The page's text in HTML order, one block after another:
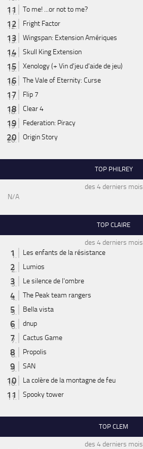
To me! ...or not to me?
Fright Factor
Wingspan: Extension Amériques
Skull King Extension
Xenology (+ Vin d'jeu d'aide de jeu)
The Vale of Eternity: Curse
Flip 7
Clear 4
Federation: Piracy
Origin Story
TOP PHILREY
des 4 derniers mois
N/A
TOP CLAIRE
des 4 derniers mois
Les enfants de la résistance
Lumios
Le silence de l'ombre
The Peak team rangers
Bella vista
dnup
Cactus Game
Propolis
SAN
La colère de la montagne de feu
Spooky tower
TOP CLEM
des 4 derniers mois